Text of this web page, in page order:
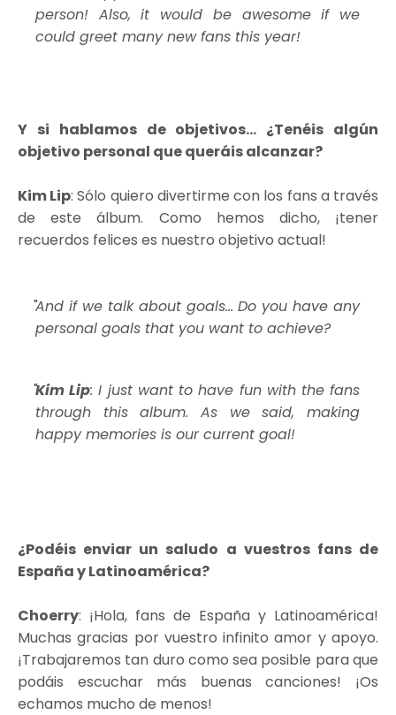
person! Also, it would be awesome if we
could greet many new fans this year!
Y si hablamos de objetivos... ¿Tenéis algún
objetivo personal que queráis alcanzar?
Kim Lip: Sólo quiero divertirme con los fans a través
de este álbum. Como hemos dicho, ¡tener
recuerdos felices es nuestro objetivo actual!
And if we talk about goals... Do you have any
personal goals that you want to achieve?
Kim Lip: I just want to have fun with the fans
through this album. As we said, making
happy memories is our current goal!
¿Podéis enviar un saludo a vuestros fans de
España y Latinoamérica?
Choerry: ¡Hola, fans de España y Latinoamérica!
Muchas gracias por vuestro infinito amor y apoyo.
¡Trabajaremos tan duro como sea posible para que
podáis escuchar más buenas canciones! ¡Os
echamos mucho de menos!